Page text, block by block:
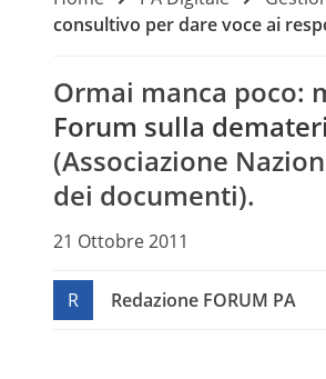
consultivo per dare voce ai
Ormai manca poco:
Forum sulla
(Associazione
dei documenti).
21 Ottobre 2011
R Redazione FORUM PA